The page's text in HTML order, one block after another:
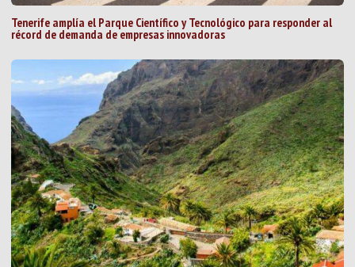
Tenerife amplía el Parque Científico y Tecnológico para responder al
récord de demanda de empresas innovadoras